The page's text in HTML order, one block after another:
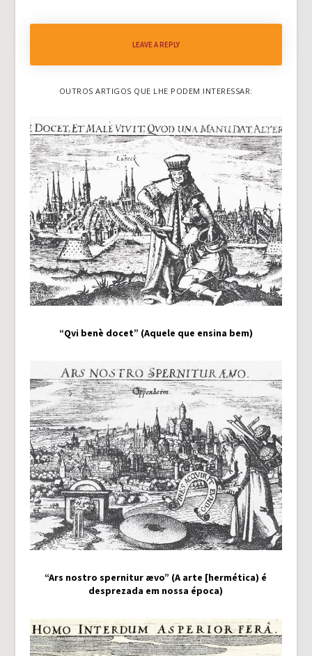
LEAVE A REPLY
OUTROS ARTIGOS QUE LHE PODEM INTERESSAR:
“Qvi benè docet” (Aquele que ensina bem)
“Ars nostro spernitur ævo” (A arte [hermética) é
desprezada em nossa época)